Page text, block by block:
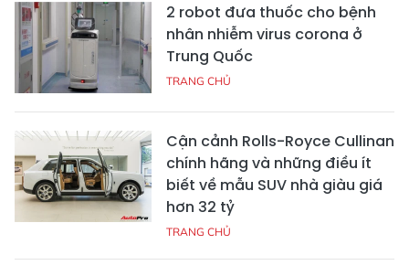
2 robot đưa thuốc cho bệnh
nhân nhiễm virus corona ở
Trung Quốc
TRANG CHỦ
Cận cảnh Rolls-Royce Cullinan
chính hãng và những điều ít
biết về mẫu SUV nhà giàu giá
hơn 32 tỷ
TRANG CHỦ